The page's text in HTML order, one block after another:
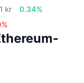
kr
0.34%